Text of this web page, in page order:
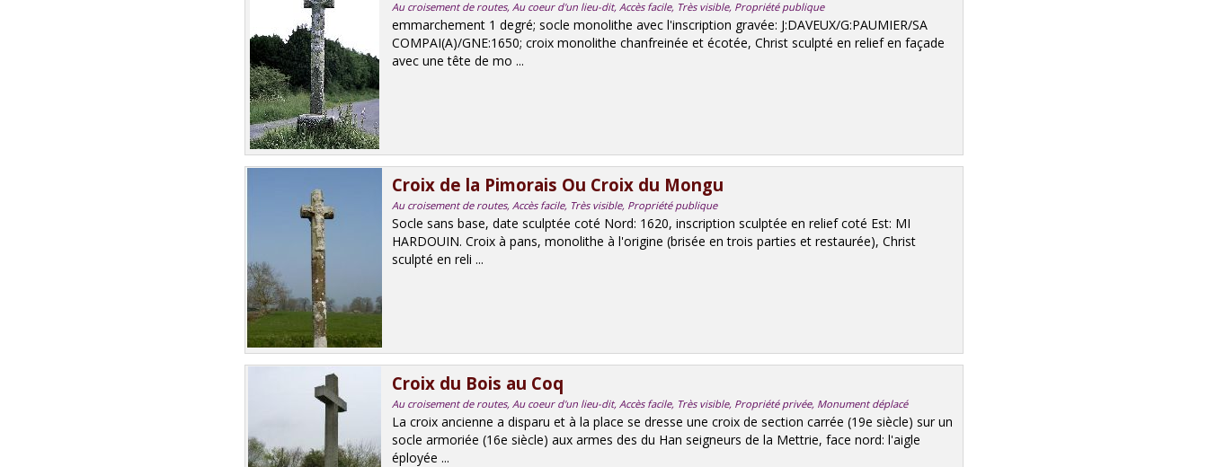
Au croisement de routes, Au coeur d'un lieu-dit, Accès facile, Très visible, Propriété publique
emmarchement 1 degré; socle monolithe avec l'inscription gravée: J:DAVEUX/G:PAUMIER/SA
COMPAI(A)/GNE:1650; croix monolithe chanfreinée et écotée, Christ sculpté en relief en façade
avec une tête de mo ...
Croix de la Pimorais Ou Croix du Mongu
Au croisement de routes, Accès facile, Très visible, Propriété publique
Socle sans base, date sculptée coté Nord: 1620, inscription sculptée en relief coté Est: MI
HARDOUIN. Croix à pans, monolithe à l'origine (brisée en trois parties et restaurée), Christ
sculpté en reli ...
Croix du Bois au Coq
Au croisement de routes, Au coeur d'un lieu-dit, Accès facile, Très visible, Propriété privée, Monument déplacé
La croix ancienne a disparu et à la place se dresse une croix de section carrée (19e siècle) sur un
socle armoriée (16e siècle) aux armes des du Han seigneurs de la Mettrie, face nord: l'aigle
éployée ...